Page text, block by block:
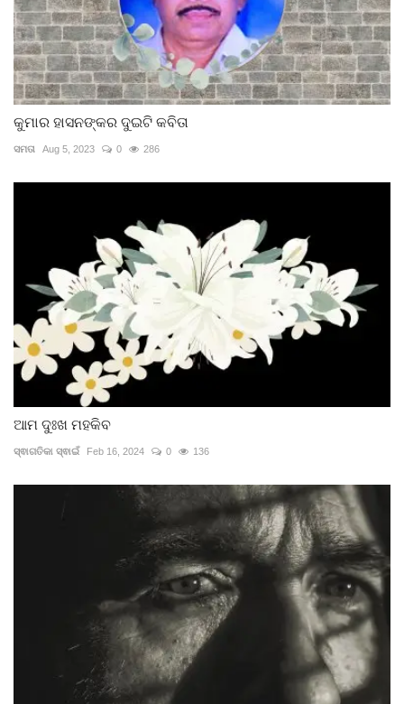
କୁମାର ହାସନଙ୍କର ଦୁଇଟି କବିତା
ସମତା Aug 5, 2023 0 286
ଆମ ଦୁଃଖ ମହକିବ
ସ୍ଵାଗତିକା ସ୍ଵାଇଁ Feb 16, 2024 0 136